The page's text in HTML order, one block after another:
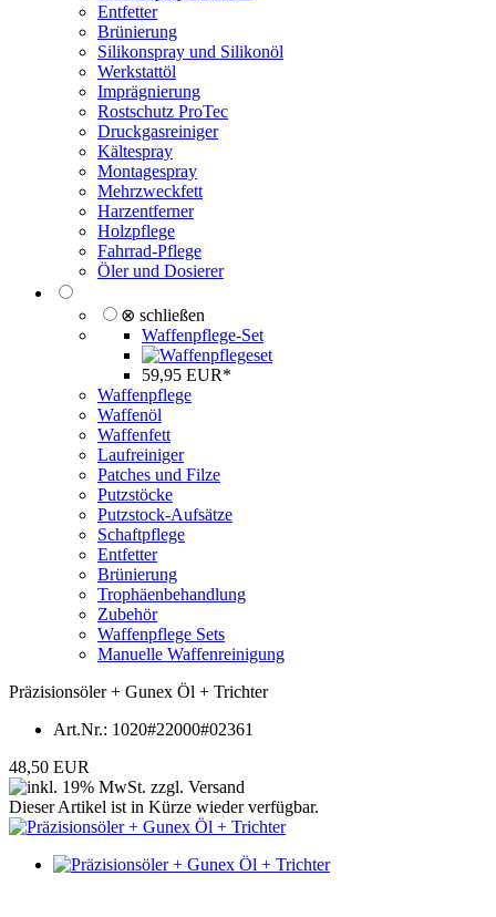
Entfetter
Brünierung
Silikonspray und Silikonöl
Werkstattöl
Imprägnierung
Rostschutz ProTec
Druckgasreiniger
Kältespray
Montagespray
Mehrzweckfett
Harzentferner
Holzpflege
Fahrrad-Pflege
Öler und Dosierer
⊗ schließen
Waffenpflege-Set
59,95 EUR*
Waffenpflege
Waffenöl
Waffenfett
Laufreiniger
Patches und Filze
Putzstöcke
Putzstock-Aufsätze
Schaftpflege
Entfetter
Brünierung
Trophäenbehandlung
Zubehör
Waffenpflege Sets
Manuelle Waffenreinigung
Präzisionsöler + Gunex Öl + Trichter
Art.Nr.: 1020#22000#02361
48,50 EUR
Dieser Artikel ist in Kürze wieder verfügbar.